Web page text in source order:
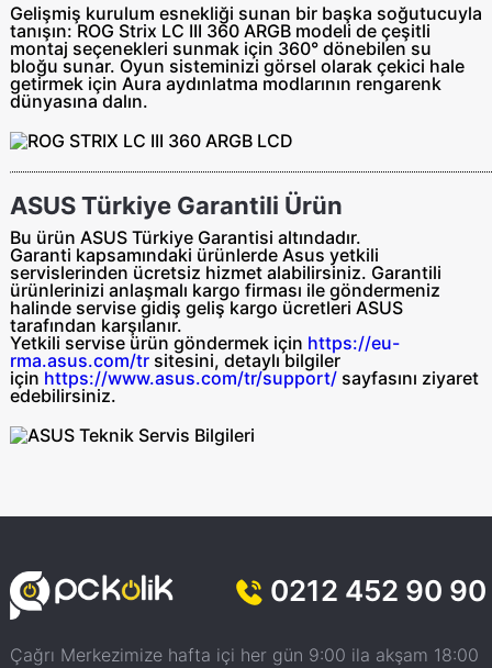
Gelişmiş kurulum esnekliği sunan bir başka soğutucuyla
tanışın: ROG Strix LC III 360 ARGB modeli de çeşitli
montaj seçenekleri sunmak için 360° dönebilen su
bloğu sunar. Oyun sisteminizi görsel olarak çekici hale
getirmek için Aura aydınlatma modlarının rengarenk
dünyasına dalın.
ASUS Türkiye Garantili Ürün
Bu ürün ASUS Türkiye Garantisi altındadır.
Garanti kapsamındaki ürünlerde Asus yetkili
servislerinden ücretsiz hizmet alabilirsiniz. Garantili
ürünlerinizi anlaşmalı kargo firması ile göndermeniz
halinde servise gidiş geliş kargo ücretleri ASUS
tarafından karşılanır.
Yetkili servise ürün göndermek için https://eu-
rma.asus.com/tr sitesini, detaylı bilgiler
için https://www.asus.com/tr/support/ sayfasını ziyaret
edebilirsiniz.
0212 452 90 90
Çağrı Merkezimize hafta içi her gün 9:00 ila akşam 18:00